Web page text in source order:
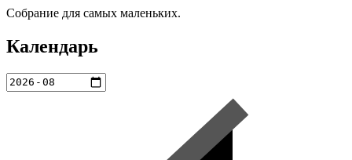
Собрание для самых маленьких.
Календарь